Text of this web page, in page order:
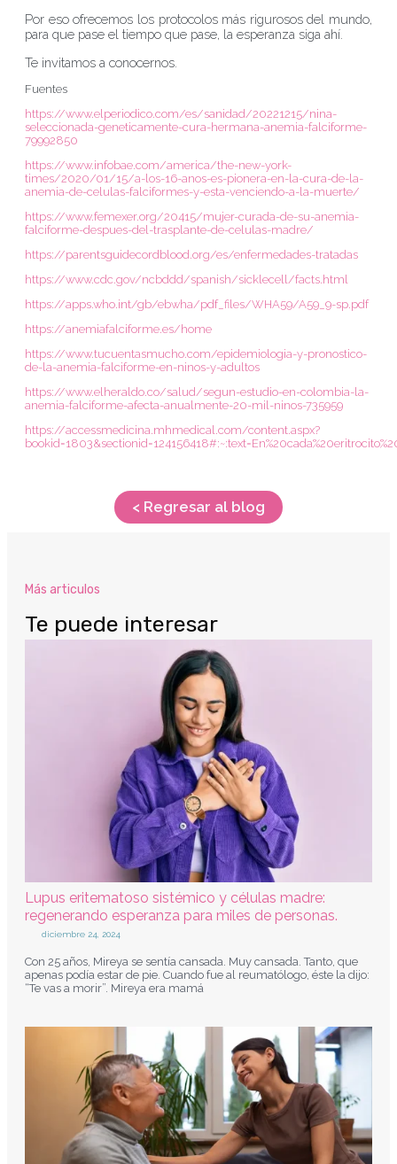
Por eso ofrecemos los protocolos más rigurosos del mundo,
para que pase el tiempo que pase, la esperanza siga ahí.
Te invitamos a conocernos.
Fuentes
https://www.elperiodico.com/es/sanidad/20221215/nina-
seleccionada-geneticamente-cura-hermana-anemia-falciforme-
79992850
https://www.infobae.com/america/the-new-york-
times/2020/01/15/a-los-16-anos-es-pionera-en-la-cura-de-la-
anemia-de-celulas-falciformes-y-esta-venciendo-a-la-muerte/
https://www.femexer.org/20415/mujer-curada-de-su-anemia-
falciforme-despues-del-trasplante-de-celulas-madre/
https://parentsguidecordblood.org/es/enfermedades-tratadas
https://www.cdc.gov/ncbddd/spanish/sicklecell/facts.html
https://apps.who.int/gb/ebwha/pdf_files/WHA59/A59_9-sp.pdf
https://anemiafalciforme.es/home
https://www.tucuentasmucho.com/epidemiologia-y-pronostico-
de-la-anemia-falciforme-en-ninos-y-adultos
https://www.elheraldo.co/salud/segun-estudio-en-colombia-la-
anemia-falciforme-afecta-anualmente-20-mil-ninos-735959
https://accessmedicina.mhmedical.com/content.aspx?
< Regresar al blog
Más articulos
Te puede interesar
Lupus eritematoso sistémico y células madre:
regenerando esperanza para miles de personas.
diciembre 24, 2024
Con 25 años, Mireya se sentía cansada. Muy cansada. Tanto, que
apenas podía estar de pie. Cuando fue al reumatólogo, éste la dijo:
“Te vas a morir”. Mireya era mamá